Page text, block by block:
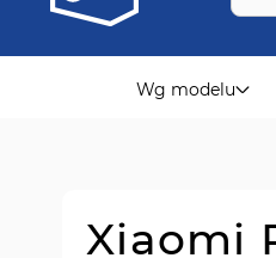
Wg modelu
Xiaomi